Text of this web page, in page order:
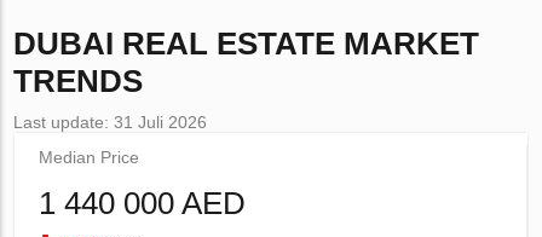
DUBAI REAL ESTATE MARKET
TRENDS
Last update: 31 Juli 2026
Median Price
1 440 000 AED